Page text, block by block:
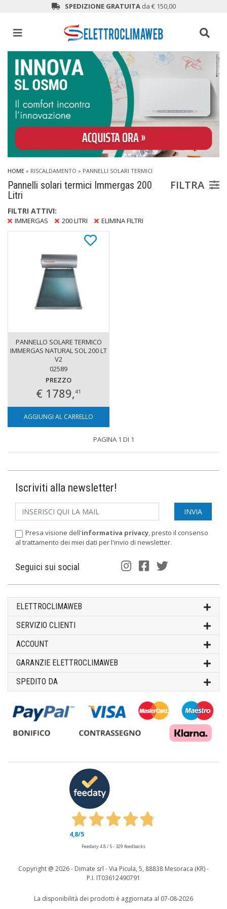
SPEDIZIONE GRATUITAda € 150,00
HOME » RISCALDAMENTO » PANNELLI SOLARI TERMICI
Pannelli solari termici Immergas 200
Litri
FILTRA
FILTRI ATTIVI:
IMMERGAS 200 LITRI ELIMINA FILTRI
PANNELLO SOLARE TERMICO
IMMERGAS NATURAL SOL 200 LT
V2
02589
PREZZO
€ 1789,41
AGGIUNGI AL CARRELLO
PAGINA 1 DI 1
Iscriviti alla newsletter!
Presa visione dell'informativa privacy, presto il consenso
al trattamento dei miei dati per l'invio di newsletter.
Seguici sui social
ELETTROCLIMAWEB
SERVIZIO CLIENTI
ACCOUNT
GARANZIE ELETTROCLIMAWEB
SPEDITO DA
Copyright @ 2026 - Dimate srl - Via Picula, 5, 88838 Mesoraca (KR) -
P.I. IT03612490791
La disponibilità dei prodotti è aggiornata al 07-08-2026
4,8/5
Feedaty4.8/ 5- 329 feedbacks